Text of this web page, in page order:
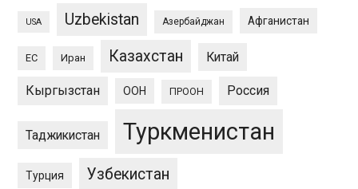
USA Uzbekistan Азербайджан Афганистан
ЕС Иран Казахстан Китай
Кыргызстан ООН ПРООН Россия
Таджикистан Туркменистан
Турция Узбекистан